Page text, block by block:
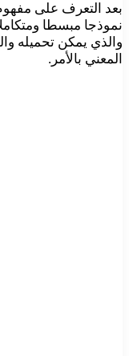
بعد التعرف على
نموذجا مبسطا
والذي يمكن تحميله
المعني بالأمر.